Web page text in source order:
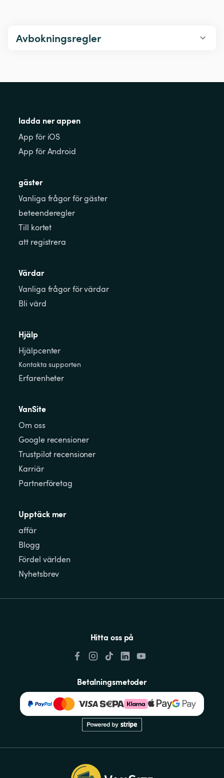
Avbokningsregler
ladda ner appen
App för iOS
App för Android
gäster
Vanliga frågor för gäster
beteenderegler
Till kortet
att registrera
Värdar
Vanliga frågor för värdar
Bli värd
Hjälp
Hjälpcenter
Kontakta supporten
Erfarenheter
VanSite
Om oss
Google recensioner
Trustpilot recensioner
Karriär
Partnerföretag
Upptäck mer
affär
Blogg
Fördel världen
Nyhetsbrev
Hitta oss på
Betalningsmetoder